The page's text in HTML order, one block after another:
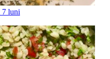
7 luni